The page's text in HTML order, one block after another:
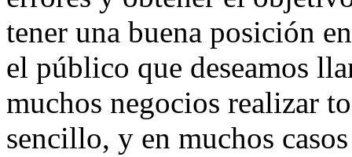
tener una buena posición
el público que deseamos
muchos negocios realizar
sencillo, y en muchos